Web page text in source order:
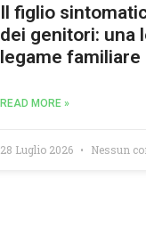
Il figlio
dei genitori: una
legame familiare
READ MORE »
28 Luglio 2026 Nessun